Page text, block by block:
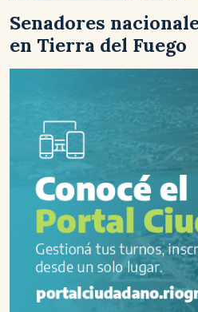
Senadores
en Tierra del Fuego